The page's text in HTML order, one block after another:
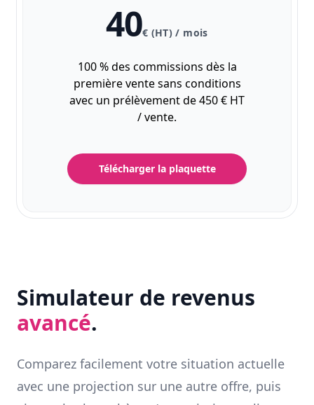
40€ (HT) / mois
100 % des commissions dès la
première vente sans conditions
avec un prélèvement de 450 € HT
/ vente.
Télécharger la plaquette
Simulateur de revenus
avancé.
Comparez facilement votre situation actuelle
avec une projection sur une autre offre, puis